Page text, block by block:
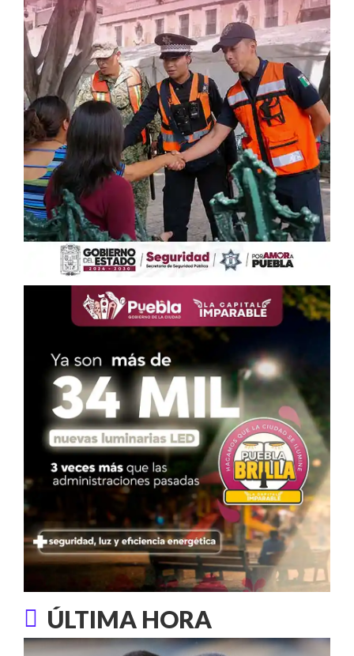
ÚLTIMA HORA